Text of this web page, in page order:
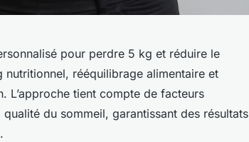
pour perdre 5 kg et réduire le
rééquilibrage alimentaire et
L’approche tient compte de facteurs
du sommeil, garantissant des résultats